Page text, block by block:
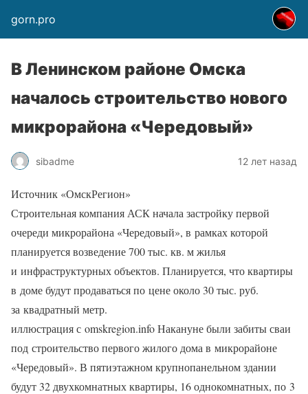
gorn.pro
В Ленинском районе Омска
началось строительство нового
микрорайона «Чередовый»
sibadme 12 лет назад
Источник «ОмскРегион»
Строительная компания АСК начала застройку первой
очереди микрорайона «Чередовый», в рамках которой
планируется возведение 700 тыс. кв. м жилья
и инфраструктурных объектов. Планируется, что квартиры
в доме будут продаваться по цене около 30 тыс. руб.
за квадратный метр.
иллюстрация с omskregion.info Накануне были забиты сваи
под строительство первого жилого дома в микрорайоне
«Чередовый». В пятиэтажном крупнопанельном здании
будут 32 двухкомнатных квартиры, 16 однокомнатных, по 3